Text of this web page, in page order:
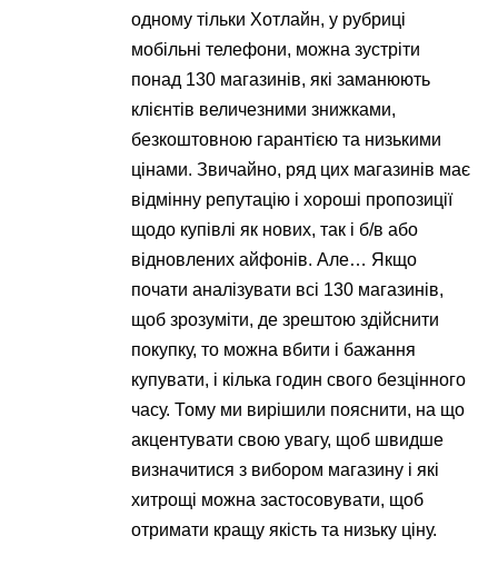
одному тільки Хотлайн, у рубриці
мобільні телефони, можна зустріти
понад 130 магазинів, які заманюють
клієнтів величезними знижками,
безкоштовною гарантією та низькими
цінами. Звичайно, ряд цих магазинів має
відмінну репутацію і хороші пропозиції
щодо купівлі як нових, так і б/в або
відновлених айфонів. Але… Якщо
почати аналізувати всі 130 магазинів,
щоб зрозуміти, де зрештою здійснити
покупку, то можна вбити і бажання
купувати, і кілька годин свого безцінного
часу. Тому ми вирішили пояснити, на що
акцентувати свою увагу, щоб швидше
визначитися з вибором магазину і які
хитрощі можна застосовувати, щоб
отримати кращу якість та низьку ціну.